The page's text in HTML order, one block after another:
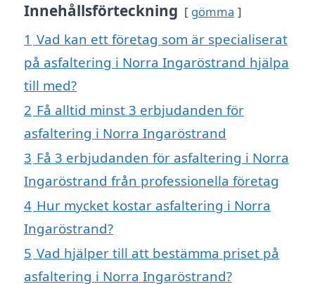
Innehållsförteckning gömma
1 Vad kan ett företag som är specialiserat
på asfaltering i Norra Ingaröstrand hjälpa
till med?
2 Få alltid minst 3 erbjudanden för
asfaltering i Norra Ingaröstrand
3 Få 3 erbjudanden för asfaltering i Norra
Ingaröstrand från professionella företag
4 Hur mycket kostar asfaltering i Norra
Ingaröstrand?
5 Vad hjälper till att bestämma priset på
asfaltering i Norra Ingaröstrand?